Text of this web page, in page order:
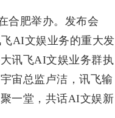
合肥举办。发布会
AI文娱业务的重大发
讯飞AI文娱业务群执
宙总监卢洁，讯飞输
一堂，共话AI文娱新